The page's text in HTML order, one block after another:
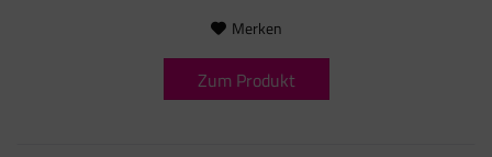
Merken
Zum Produkt